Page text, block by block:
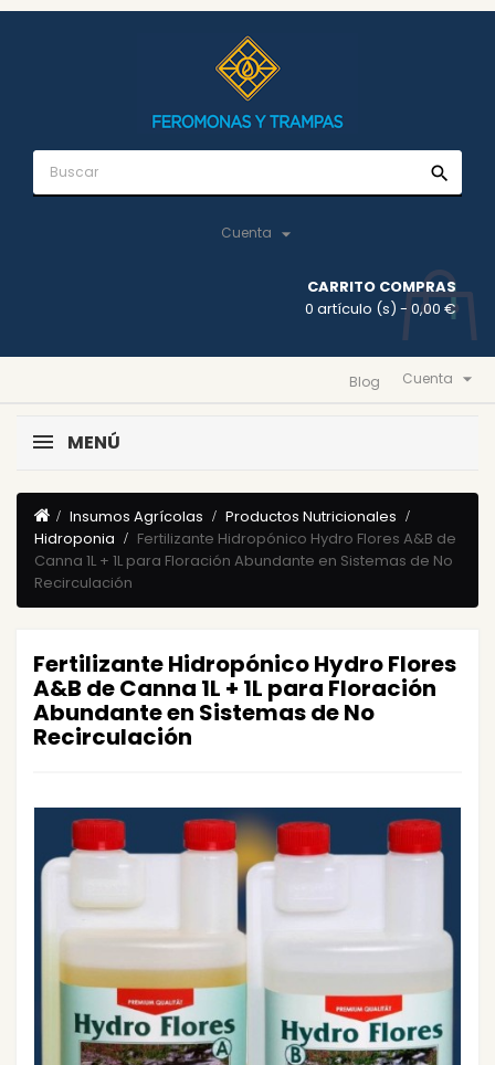
search
Cuenta 
CARRITO COMPRAS
0 artículo (s) - 0,00 €
Cuenta 
Blog
MENÚ
Insumos Agrícolas
Productos Nutricionales
Hidroponia
Fertilizante Hidropónico Hydro Flores A&B de
Canna 1L + 1L para Floración Abundante en Sistemas de No
Recirculación
Fertilizante Hidropónico Hydro Flores
A&B de Canna 1L + 1L para Floración
Abundante en Sistemas de No
Recirculación